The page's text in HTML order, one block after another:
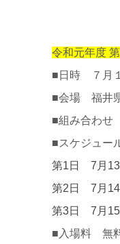
令和元年度
■日時 ７月
■会場 福井
■組み合わせ
■スケジュー
第1日 7月
第2日 7月
第3日 7月
■入場料 無